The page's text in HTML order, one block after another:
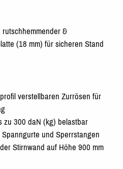
&
(18 mm) für sicheren Stand
verstellbaren Zurrösen für
300 daN (kg) belastbar
und Sperrstangen
Stirnwand auf Höhe 900 mm